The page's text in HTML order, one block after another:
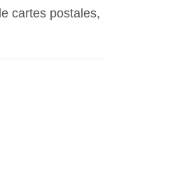
cartes postales,